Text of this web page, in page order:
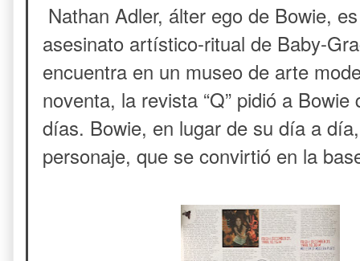
Nathan Adler, álter ego de Bowie,
asesinato artístico-ritual de Baby-
encuentra en un museo de arte
noventa, la revista “Q” pidió a
días. Bowie, en lugar de su día a
personaje, que se convirtió en la